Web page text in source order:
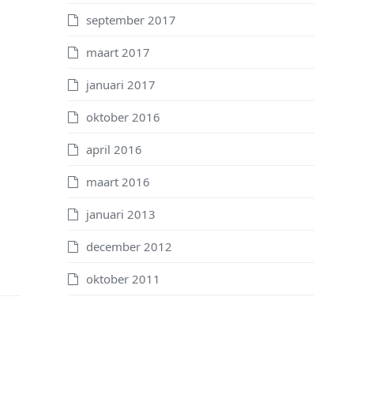
september 2017
maart 2017
januari 2017
oktober 2016
april 2016
maart 2016
januari 2013
december 2012
oktober 2011